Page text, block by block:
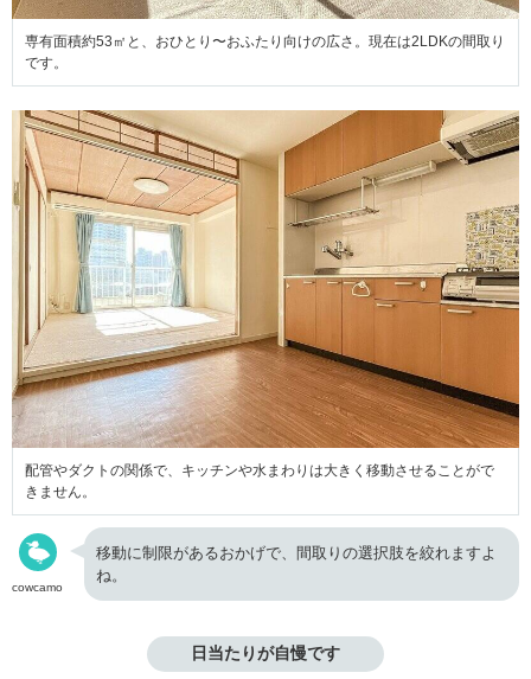
専有面積約53㎡と、おひとり〜おふたり向けの広さ。現在は2LDKの間取り
です。
配管やダクトの関係で、キッチンや水まわりは大きく移動させることがで
きません。
cowcamo
移動に制限があるおかげで、間取りの選択肢を絞れますよ
ね。
日当たりが自慢です